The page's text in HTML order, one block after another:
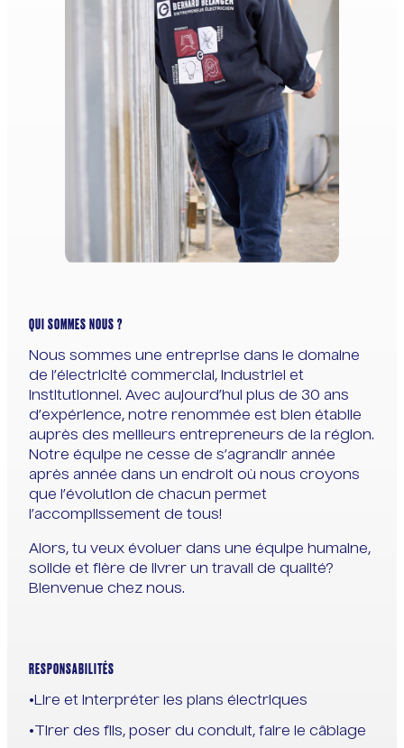
QUI SOMMES NOUS ?
Nous sommes une entreprise dans le domaine
de l’électricité commercial, industriel et
institutionnel. Avec aujourd’hui plus de 30 ans
d’expérience, notre renommée est bien établie
auprès des meilleurs entrepreneurs de la région.
Notre équipe ne cesse de s’agrandir année
après année dans un endroit où nous croyons
que l’évolution de chacun permet
l’accomplissement de tous!
Alors, tu veux évoluer dans une équipe humaine,
solide et fière de livrer un travail de qualité?
Bienvenue chez nous.
RESPONSABILITÉS
Lire et interpréter les plans électriques
Tirer des fils, poser du conduit, faire le câblage